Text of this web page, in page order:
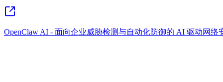
OpenClaw AI - 面向企业威胁检测与自动化防御的 AI 驱动网络